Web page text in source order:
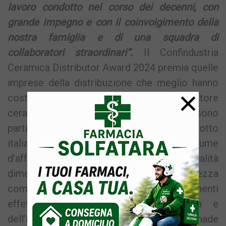
lavoro condotto nel corso dei decenni, con
grande impegno e con il coinvolgimento della
nostra famiglia e di una squadra di
collaboratori straordinari”.
Il Confindustria
Ceramica Distributor Award 2024 premia quelle
imprese della distribuzione che meglio hanno
costruito rapporti di partnership con il settore
ceramico italiano e che si sono
particolarmente distinte per fedeltà al prodotto
italiano, per durata dell’attività, per volume
d’affari, per competenza e per professionalità
dimostrati negli anni, solvibilità e correttezza
commerciale e importanti investimenti
effettuati a favore della conoscenza e
dell’impiego delle piastrelle di ceramica “made
×